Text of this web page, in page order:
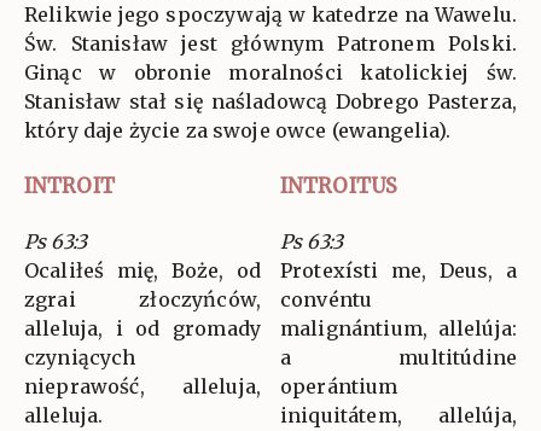
Relikwie jego spoczywają w katedrze na Wawelu.
Św. Stanisław jest głównym Patronem Polski.
Ginąc w obronie moralności katolickiej św.
Stanisław stał się naśladowcą Dobrego Pasterza,
który daje życie za swoje owce (ewangelia).
INTROIT INTROITUS
Ps 63:3
Ocaliłeś mię, Boże, od
zgrai złoczyńców,
alleluja, i od gromady
czyniących
nieprawość, alleluja,
alleluja.
Ps 63:3
Protexísti me, Deus, a
convéntu
malignántium, allelúja:
a multitúdine
operántium
iniquitátem, allelúja,